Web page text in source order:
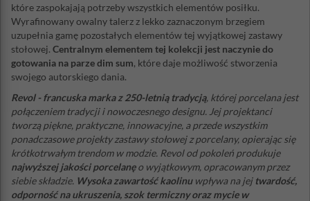
które zaspokajają potrzeby wszystkich elementów posiłku.
Wyrafinowany owalny talerz z lekko zaznaczonym brzegiem
uzupełnia gamę pozostałych elementów tej wyjątkowej zastawy
stołowej. Centralnym elementem tej kolekcji jest naczynie do
gotowania na parze dim sum, które daje możliwość stworzenia
swojego autorskiego dania.
Revol - francuska marka z 250-letnią tradycją, której porcelana jest
połączeniem tradycji i nowoczesnego designu. Jej projektanci
tworzą piękne, praktyczne, innowacyjne, a przede wszystkim
ponadczasowe projekty zastawy stołowej z porcelany, opierając się
krótkotrwałym trendom w modzie. Revol od pokoleń produkuje
najwyższej jakości porcelanęo wyjątkowym, opracowanym przez
siebie składzie. Wysoka zawartość kaolinuwpływa na jejtwardość,
odporność na ukruszenia, szok termiczny oraz mycie w